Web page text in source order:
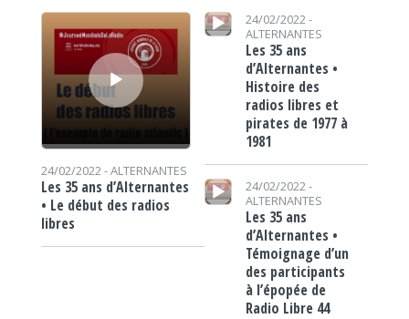
Lecteur audio
24/02/2022 -ALTERNANTES
Les 35 ans d’Alternantes
• Le début des radios
libres
Lecteur audio
24/02/2022 -
ALTERNANTES
Les 35 ans
d’Alternantes •
Histoire des
radios libres et
pirates de 1977 à
1981
Lecteur audio
24/02/2022 -
ALTERNANTES
Les 35 ans
d’Alternantes •
Témoignage d’un
des participants
à l’épopée de
Radio Libre 44